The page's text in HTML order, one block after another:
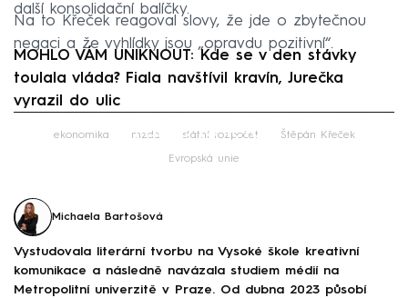
další konsolidační balíčky.
Na to Křeček reagoval slovy, že jde o zbytečnou
negaci a že vyhlídky jsou „opravdu pozitivní“.
MOHLO VÁM UNIKNOUT: Kde se v den stávky
toulala vláda? Fiala navštívil kravín, Jurečka
vyrazil do ulic
Failed to fetch
ekonomika mzda státní rozpočet Štěpán Křeček
Evropská unie
Michaela Bartošová
Vystudovala literární tvorbu na Vysoké škole kreativní
komunikace a následně navázala studiem médií na
Metropolitní univerzitě v Praze. Od dubna 2023 působí